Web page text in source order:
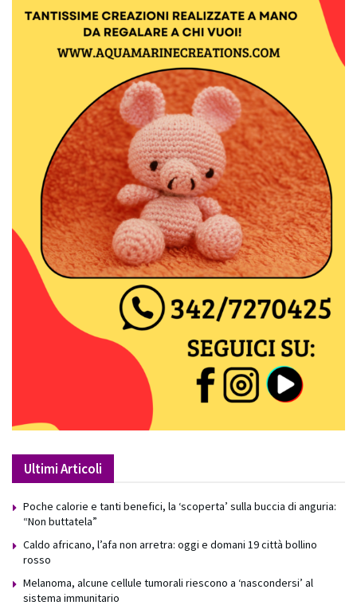
Ultimi Articoli
Poche calorie e tanti benefici, la ‘scoperta’ sulla buccia di anguria:
“Non buttatela”
Caldo africano, l’afa non arretra: oggi e domani 19 città bollino
rosso
Melanoma, alcune cellule tumorali riescono a ‘nascondersi’ al
sistema immunitario